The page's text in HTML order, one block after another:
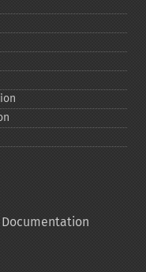
Documentation